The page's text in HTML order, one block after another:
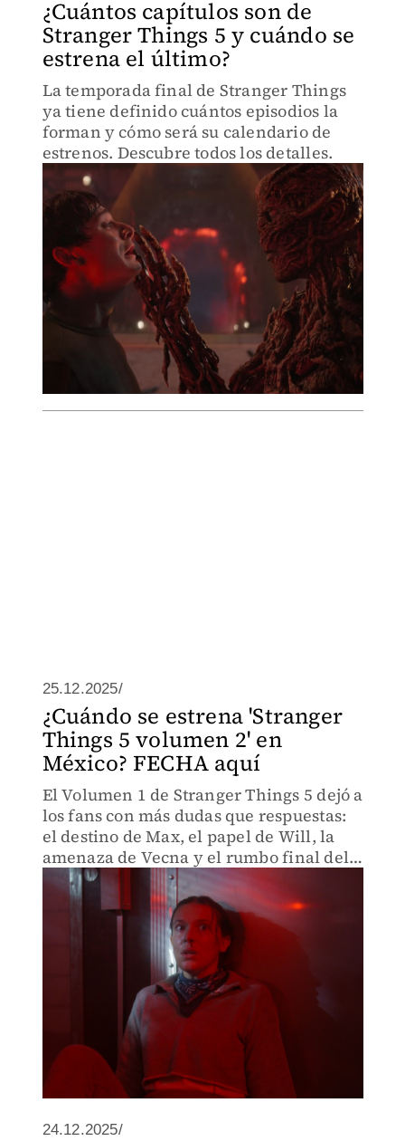
¿Cuántos capítulos son de
Stranger Things 5 y cuándo se
estrena el último?
La temporada final de Stranger Things
ya tiene definido cuántos episodios la
forman y cómo será su calendario de
estrenos. Descubre todos los detalles.
25.12.2025/
¿Cuándo se estrena 'Stranger
Things 5 volumen 2' en
México? FECHA aquí
El Volumen 1 de Stranger Things 5 dejó a
los fans con más dudas que respuestas:
el destino de Max, el papel de Will, la
amenaza de Vecna y el rumbo final del
Upside Down. Aquí te contamos cuándo
llega el Volumen 2 a México.
24.12.2025/